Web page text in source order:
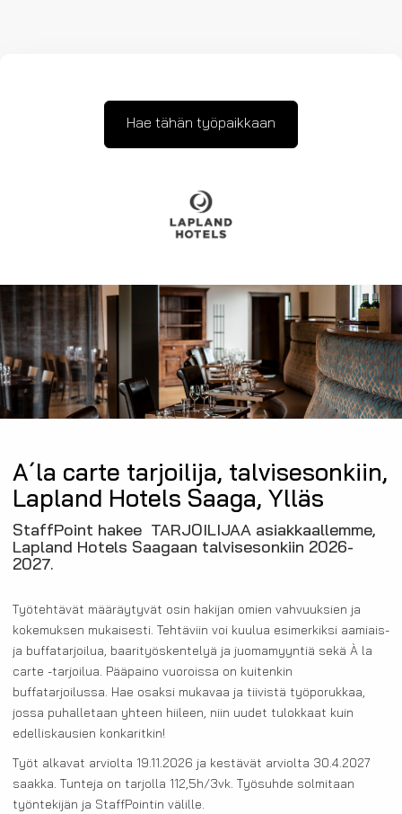
Hae tähän työpaikkaan
A´la carte tarjoilija, talvisesonkiin,
Lapland Hotels Saaga, Ylläs
StaffPoint hakee TARJOILIJAA asiakkaallemme,
Lapland Hotels Saagaan talvisesonkiin 2026-
2027.
Työtehtävät määräytyvät osin hakijan omien vahvuuksien ja
kokemuksen mukaisesti. Tehtäviin voi kuulua esimerkiksi aamiais-
ja buffatarjoilua, baarityöskentelyä ja juomamyyntiä sekä À la
carte -tarjoilua. Pääpaino vuoroissa on kuitenkin
buffatarjoilussa. Hae osaksi mukavaa ja tiivistä työporukkaa,
jossa puhalletaan yhteen hiileen, niin uudet tulokkaat kuin
edelliskausien konkaritkin!
Työt alkavat arviolta 19.11.2026 ja kestävät arviolta 30.4.2027
saakka. Tunteja on tarjolla 112,5h/3vk. Työsuhde solmitaan
työntekijän ja StaffPointin välille.